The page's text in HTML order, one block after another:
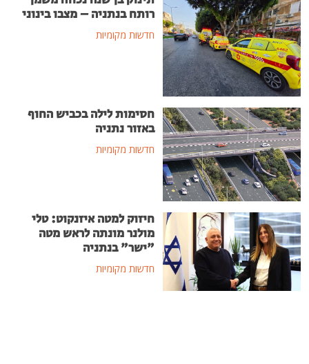
רותח בנתניה – מצבו בינוני
חדשות מקומיות
חסימות לילה בכביש החוף
באזור נתניה
חדשות מקומיות
חיזוק למטה איזנקוט: טלי
מולנר מונתה לראש מטה
"ישר" בנתניה
חדשות מקומיות